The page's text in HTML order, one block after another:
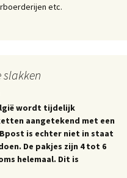
etc.
slakken
wordt tijdelijk
aangetekend met een
is echter niet in staat
De pakjes zijn 4 tot 6
helemaal. Dit is